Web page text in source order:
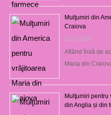
Mulţumiri din
Craiova
31/07/2026
Aflând însă de
Maria din
Mulţumiri pentru
din Anglia și din